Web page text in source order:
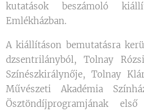
kutatások beszámoló
Emlékházban.
A kiállításon bemutatásra
dzsentrilányból, Tolnay
Színészkirálynője, Tolnay
Művészeti Akadémia
Ösztöndíjprogramjának